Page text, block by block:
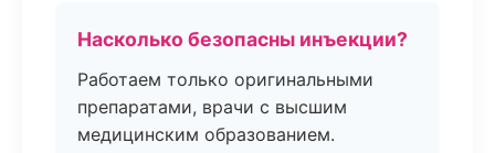
Насколько безопасны инъекции?
Работаем только оригинальными
препаратами, врачи с высшим
медицинским образованием.